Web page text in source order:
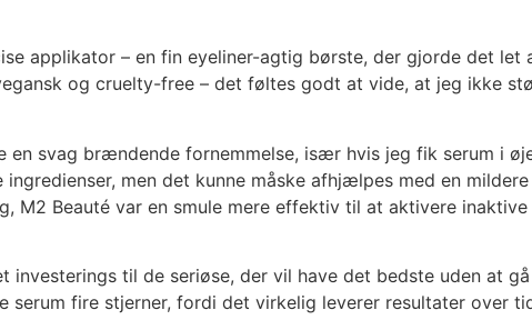
applikator – en fin eyeliner-agtig børste, der gjorde det
og cruelty-free – det føltes godt at vide, at jeg ikke
en svag brændende fornemmelse, især hvis jeg fik serum i
men det kunne måske afhjælpes med en
M2 Beauté var en smule mere effektiv til at aktivere
investerings til de seriøse, der vil have det bedste uden at
serum fire stjerner, fordi det virkelig leverer resultater over